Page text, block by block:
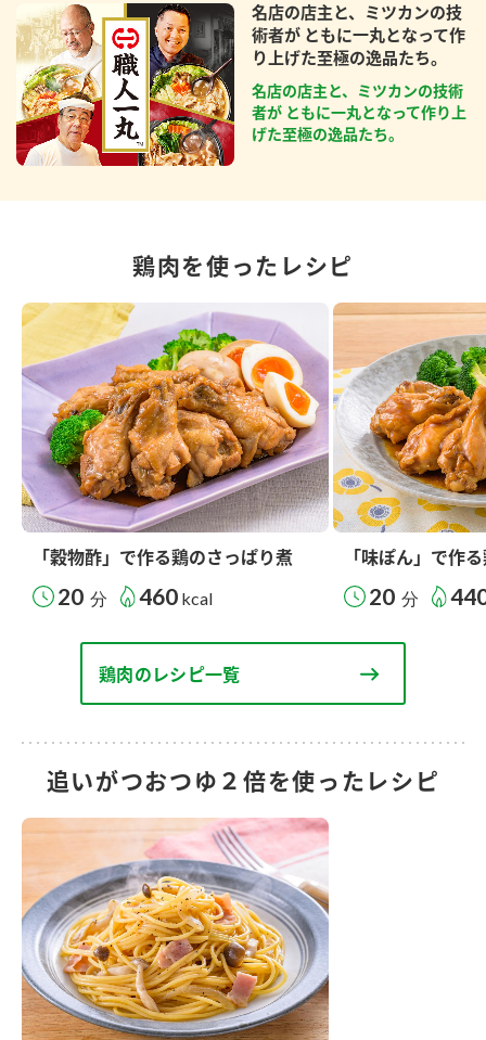
名店の店主と、ミツカンの技
術者が ともに一丸となって作
り上げた至極の逸品たち。
名店の店主と、ミツカンの技術
者が ともに一丸となって作り上
げた至極の逸品たち。
鶏肉を使ったレシピ
「穀物酢」で作る鶏のさっぱり煮
20 分 460 kcal
「味ぽん」で作
20 分
鶏肉のレシピ一覧
追いがつおつゆ２倍を使ったレシピ